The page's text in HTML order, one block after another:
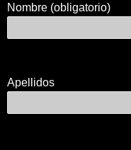
Nombre (obligatorio)
Apellidos